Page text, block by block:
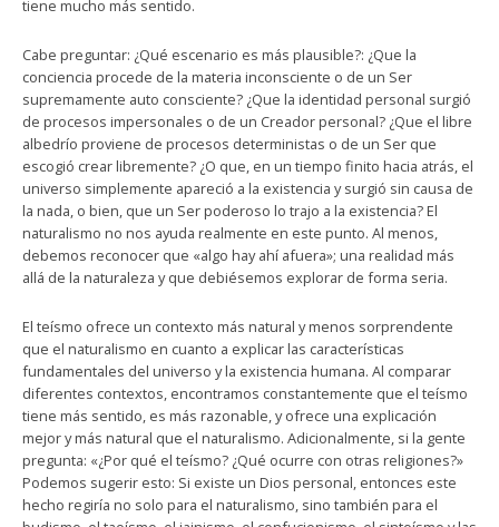
tiene mucho más sentido.
Cabe preguntar: ¿Qué escenario es más plausible?: ¿Que la
conciencia procede de la materia inconsciente o de un Ser
supremamente auto consciente? ¿Que la identidad personal surgió
de procesos impersonales o de un Creador personal? ¿Que el libre
albedrío proviene de procesos deterministas o de un Ser que
escogió crear libremente? ¿O que, en un tiempo finito hacia atrás, el
universo simplemente apareció a la existencia y surgió sin causa de
la nada, o bien, que un Ser poderoso lo trajo a la existencia? El
naturalismo no nos ayuda realmente en este punto. Al menos,
debemos reconocer que «algo hay ahí afuera»; una realidad más
allá de la naturaleza y que debiésemos explorar de forma seria.
El teísmo ofrece un contexto más natural y menos sorprendente
que el naturalismo en cuanto a explicar las características
fundamentales del universo y la existencia humana. Al comparar
diferentes contextos, encontramos constantemente que el teísmo
tiene más sentido, es más razonable, y ofrece una explicación
mejor y más natural que el naturalismo. Adicionalmente, si la gente
pregunta: «¿Por qué el teísmo? ¿Qué ocurre con otras religiones?»
Podemos sugerir esto: Si existe un Dios personal, entonces este
hecho regiría no solo para el naturalismo, sino también para el